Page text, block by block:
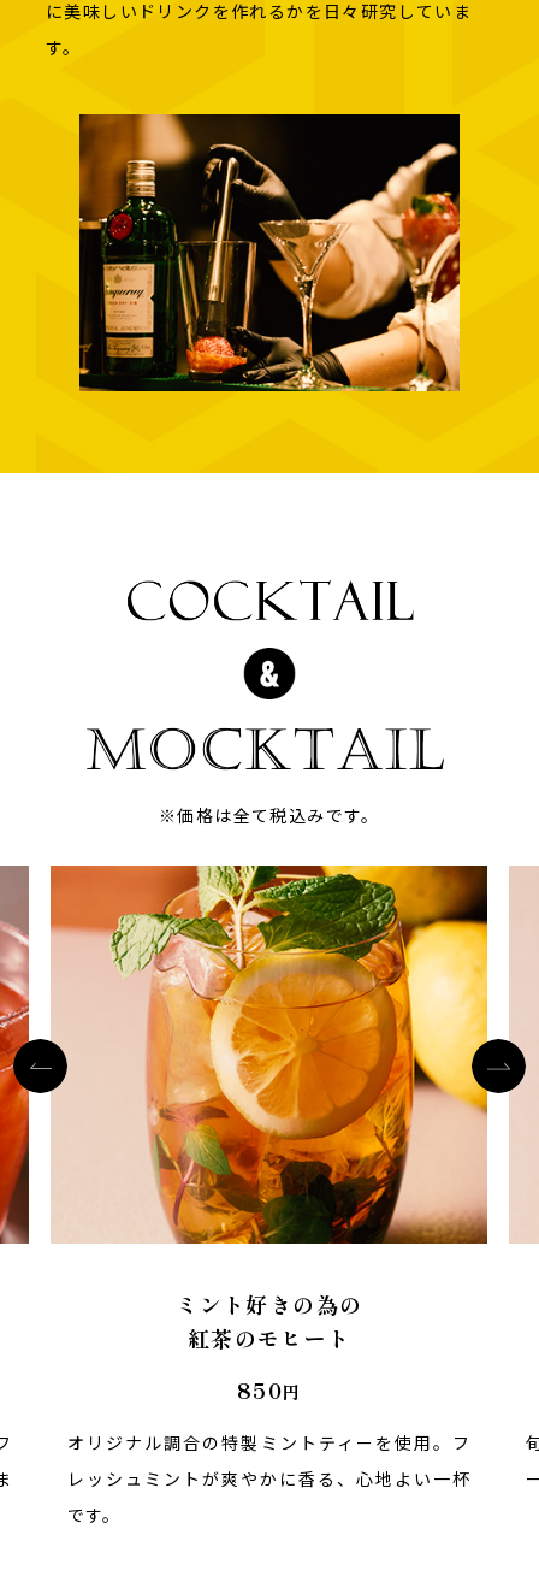
に美味しいドリンクを作れるかを日々研究していま
す。
※価格は全て税込みです。
ミント好きの為の
紅茶のモヒート
850円
オリジナル調合の特製ミントティーを使用。 フ
レッシュミントが爽やかに香る、心地よい一杯
です。